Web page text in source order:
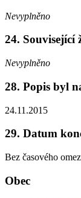
Nevyplněno
24. Související
Nevyplněno
28. Popis byl
24.11.2015
29. Datum
Bez časového
Obec